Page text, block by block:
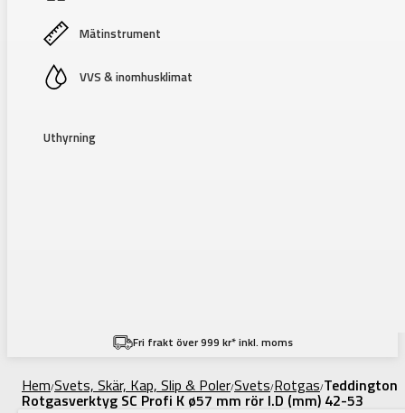
Mätinstrument
VVS & inomhusklimat
Uthyrning
Fri frakt över 999 kr* inkl. moms
Hem/Svets, Skär, Kap, Slip & Poler/Svets/Rotgas/Teddington
Rotgasverktyg SC Profi K ø57 mm rör I.D (mm) 42-53